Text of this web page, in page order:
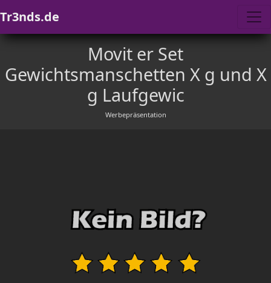
Tr3nds.de
Movit er Set
Gewichtsmanschetten X g und X
g Laufgewic
Werbepräsentation